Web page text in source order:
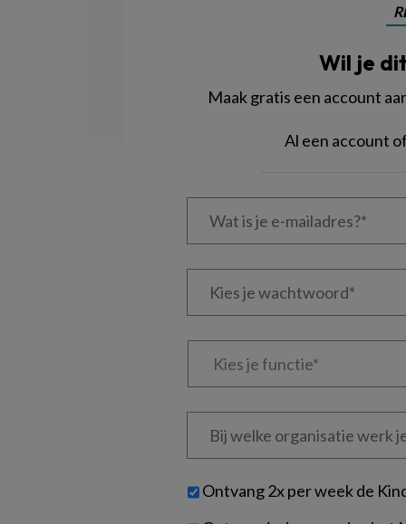
Wil je
Maak gratis een account
Al een account
Wat
Kies
Kies
Bij
welke
je?
Untitled
Ontvang 2x per week de